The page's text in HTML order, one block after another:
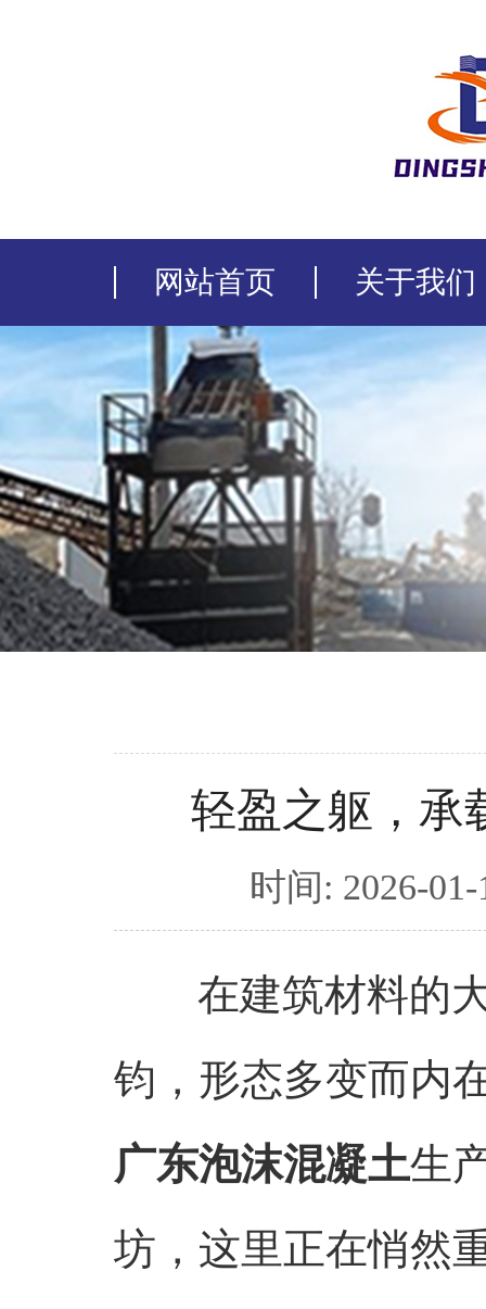
网站首页 关于我们
轻盈之躯，承
时间: 2026-
在建筑材料的大
钧，形态多变而内
广东泡沫混凝土生
坊，这里正在悄然